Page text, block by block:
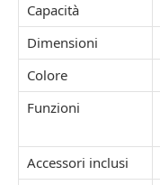
Capacità
Dimensioni
Colore
Funzioni
Accessori inclusi